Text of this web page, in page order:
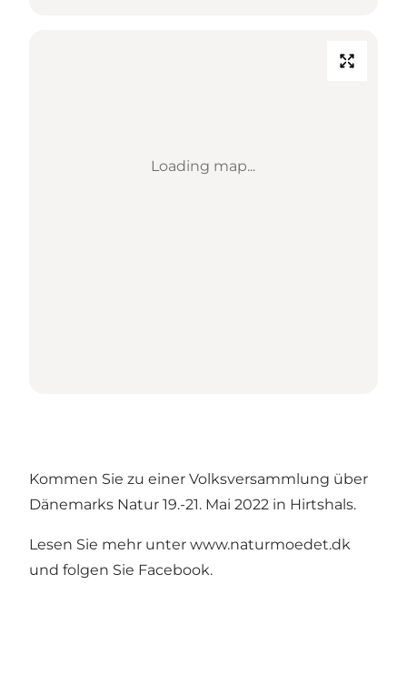
Loading map...
Kommen Sie zu einer Volksversammlung über
Dänemarks Natur 19.-21. Mai 2022 in Hirtshals.
Lesen Sie mehr unter www.naturmoedet.dk
und folgen Sie Facebook.